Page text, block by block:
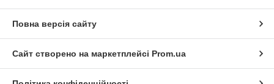
Повна версія сайту
Сайт створено на маркетплейсі Prom.ua